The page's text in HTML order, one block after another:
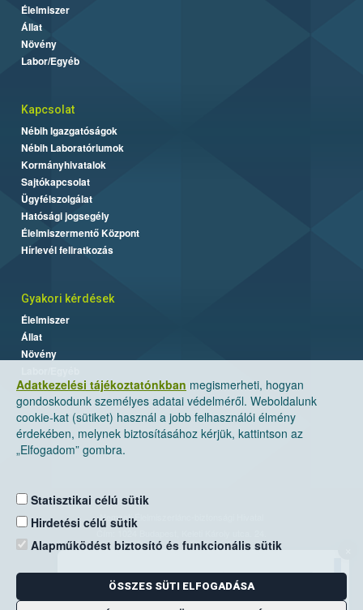
Adatkezelési tájékoztatónkban megismerheti, hogyan
gondoskodunk személyes adatai védelméről. Weboldalunk
cookie-kat (sütiket) használ a jobb felhasználói élmény
érdekében, melynek biztosításához kérjük, kattintson az
„Elfogadom” gombra.
Statisztikai célú sütik
Hirdetési célú sütik
Alapműködést biztosító és funkcionális sütik
ÖSSZES SÜTI ELFOGADÁSA
Élelmiszer
Állat
Növény
Labor/Egyéb
Kapcsolat
Nébih Igazgatóságok
Nébih Laboratóriumok
Kormányhivatalok
Sajtókapcsolat
Ügyfélszolgálat
Hatósági jogsegély
Élelmiszermentő Központ
Hírlevél feliratkozás
Gyakori kérdések
Élelmiszer
Állat
Növény
Nemzeti Élelmiszerlánc-biztonsági Hivatal
Levelezési cím: 1525 Budapest. Pf. 30.
E-mail:ugyfelszolgalat@nebih.gov.hu